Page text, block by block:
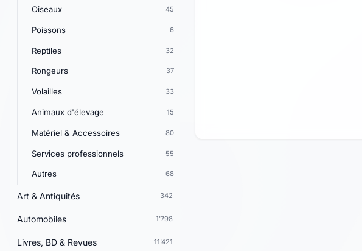
Oiseaux 45
Poissons 6
Reptiles 32
Rongeurs 37
Volailles 33
Animaux d'élevage 15
Matériel & Accessoires 80
Services professionnels 55
Autres 68
Art & Antiquités 342
Automobiles 1'798
Livres, BD & Revues 11'421